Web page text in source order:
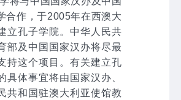
合作，于2005年在西澳大
立孔子学院。中华人民共
部及中国国家汉办将尽最
持这个项目。有关建立孔
具体事宜将由国家汉办、
共和国驻澳大利亚使馆教